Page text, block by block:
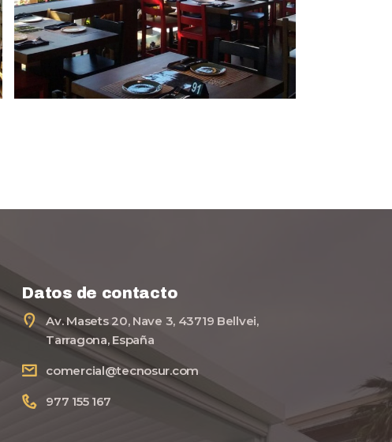
Datos de contacto
Av. Masets 20, Nave 3, 43719 Bellvei,
Tarragona, España
comercial@tecnosur.com
977 155 167